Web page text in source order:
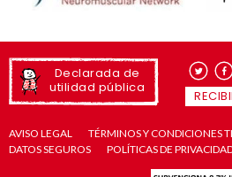
Declarada de
utilidad pública
AVISO LEGAL
TÉRMINOS Y CONDICIONES
DATOS SEGUROS
POLÍTICAS DE